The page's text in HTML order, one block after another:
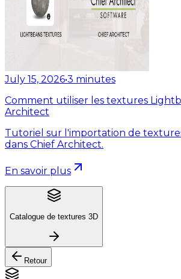
July 15, 2026•3 minutes
Comment utiliser les textures
Architect
Tutoriel sur l'importation de
dans Chief Architect.
En savoir plus
Catalogue de textures 3D
Retour